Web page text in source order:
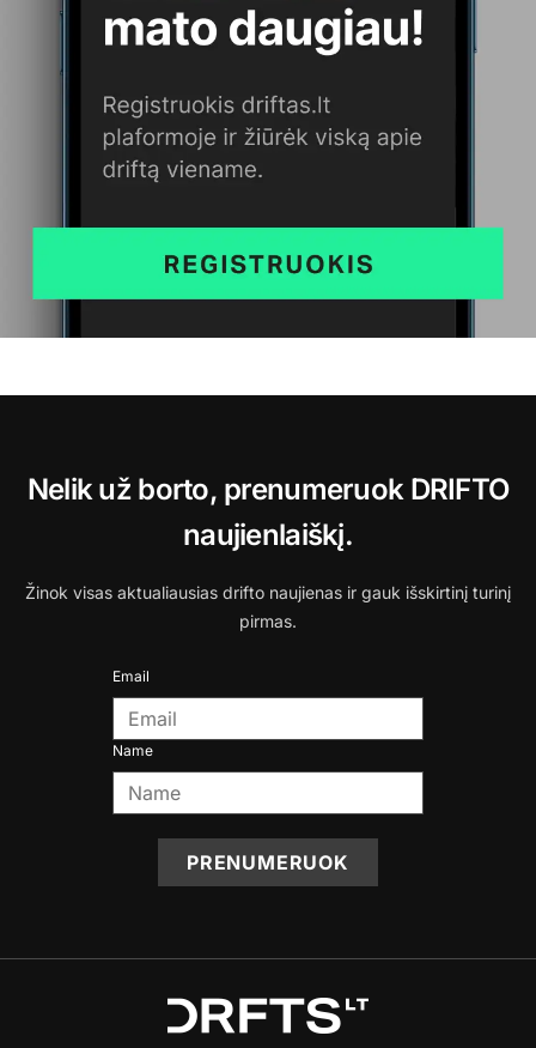
Nelik už borto, prenumeruok DRIFTO
naujienlaiškį.
Žinok visas aktualiausias drifto naujienas ir gauk išskirtinį turinį
pirmas.
Email
Name
PRENUMERUOK